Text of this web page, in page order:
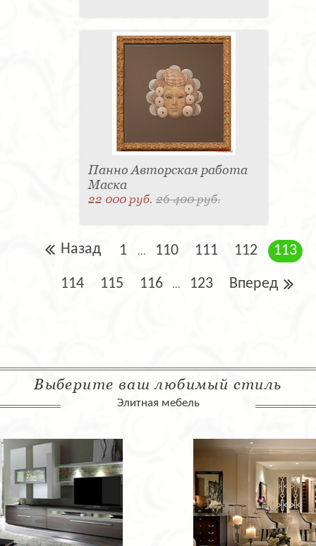
Панно Авторская работа
Маска
22 000 руб.26 400 руб.
Назад 1 ... 110 111 112 113
114 115 116 ... 123 Вперед
Выберите ваш любимый стиль
Элитная мебель